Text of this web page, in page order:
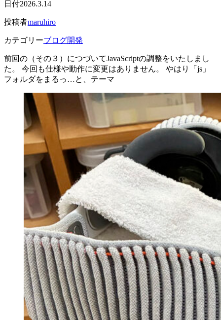
日付2026.3.14
投稿者maruhiro
カテゴリーブログ開発
前回の（その３）につづいてJavaScriptの調整をいたしまし
た。 今回も仕様や動作に変更はありません。 やはり「js」
フォルダをまるっ…と、テーマ